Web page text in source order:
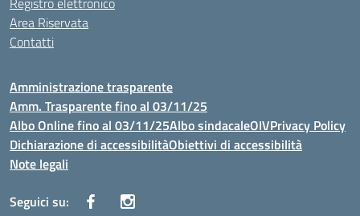
Area Riservata
Contatti
Amministrazione trasparente
Amm. Trasparente fino al 03/11/25
Albo Online fino al 03/11/25Albo sindacaleOIVPrivacy Policy
Dichiarazione di accessibilitàObiettivi di accessibilità
Note legali
Seguici su: